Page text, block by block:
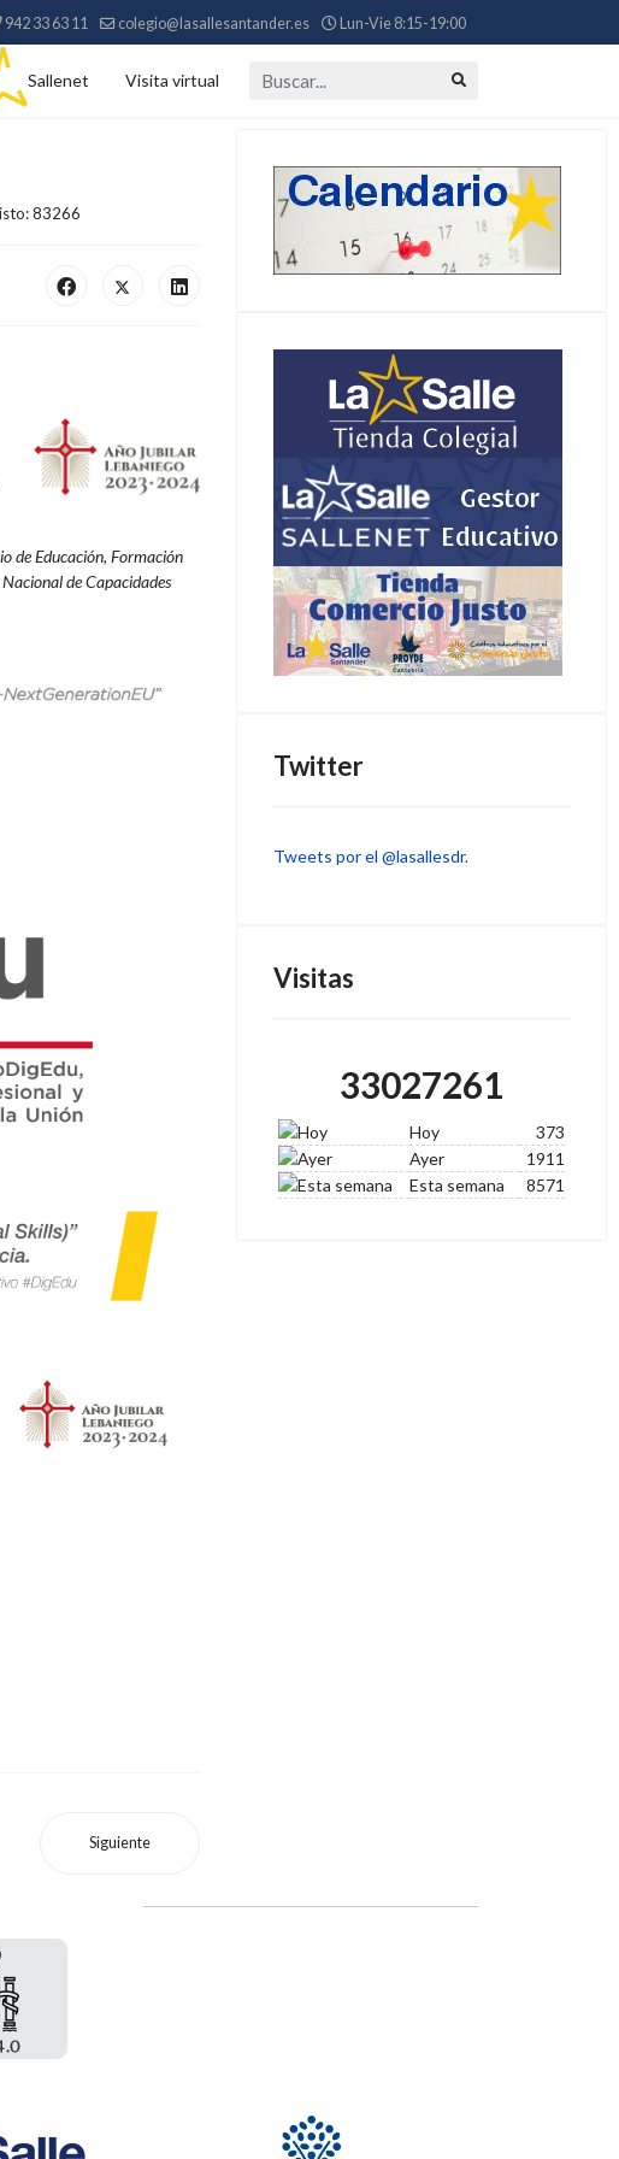
942 33 63 11 colegio@lasallesantander.es Lun-Vie 8:15-19:00
Sallenet Visita virtual Buscar...
83266
de Educación, Formación
de Capacidades
Siguiente
Twitter
Tweets por el @lasallesdr.
Visitas
33027261
Hoy
373
Ayer
1911
Esta semana
8571